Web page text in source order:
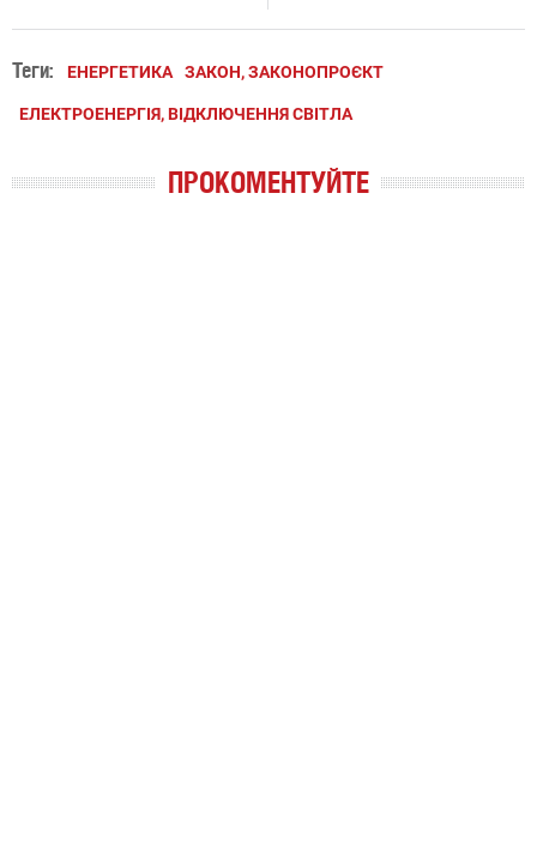
Теги: ЕНЕРГЕТИКА ЗАКОН, ЗАКОНОПРОЄКТ
ЕЛЕКТРОЕНЕРГІЯ, ВІДКЛЮЧЕННЯ СВІТЛА
ПРОКОМЕНТУЙТЕ